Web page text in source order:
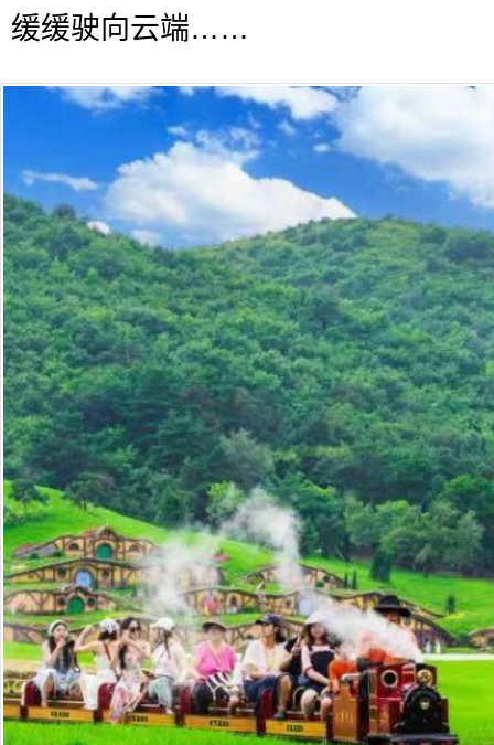
缓缓驶向云端……